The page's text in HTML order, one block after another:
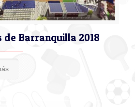
de Barranquilla 2018